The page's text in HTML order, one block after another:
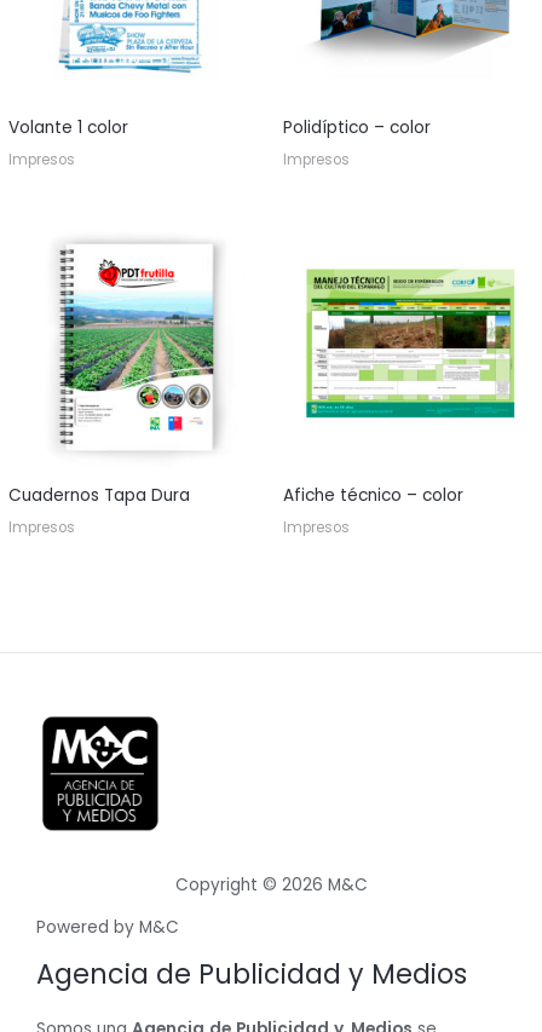
Volante 1 color
Impresos
Polidíptico – color
Impresos
Cuadernos Tapa Dura
Impresos
Afiche técnico – color
Impresos
Copyright © 2026 M&C
Powered by M&C
Agencia de Publicidad y Medios